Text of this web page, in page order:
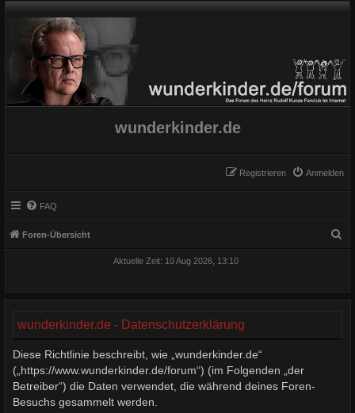
wunderkinder.de
Anmelden
Registrieren
FAQ
Foren-Übersicht
Aktuelle Zeit: 10 Aug 2026, 13:10
wunderkinder.de - Datenschutzerklärung
Diese Richtlinie beschreibt, wie „wunderkinder.de“
(„https://www.wunderkinder.de/forum“) (im Folgenden „der
Betreiber“) die Daten verwendet, die während deines Foren-
Besuchs gesammelt werden.